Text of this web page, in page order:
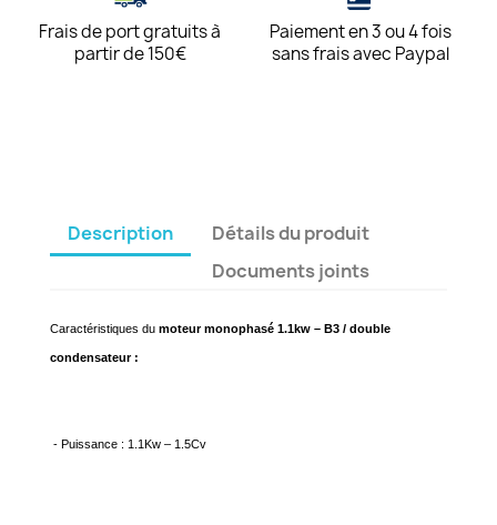
Frais de port gratuits à
partir de 150€
Paiement en 3 ou 4 fois
sans frais avec Paypal
Description
Détails du produit
Documents joints
Caractéristiques du moteur monophasé 1.1kw – B3 / double
condensateur :
- Puissance : 1.1Kw – 1.5Cv